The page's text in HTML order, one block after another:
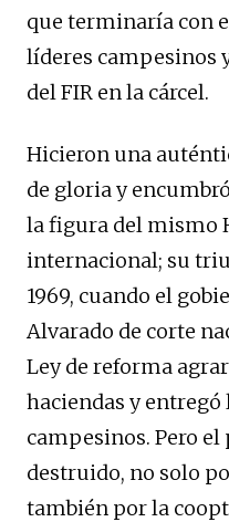
que terminaría con
líderes campesinos
del FIR en la cárcel.
Hicieron una
de gloria y
la figura del mismo
internacional; su
1969, cuando el
Alvarado de corte
Ley de reforma
haciendas y entregó
campesinos. Pero
destruido, no solo
también por la